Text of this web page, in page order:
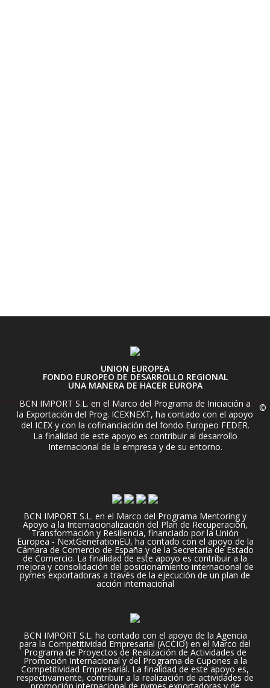
UNION EUROPEA
FONDO EUROPEO DE DESARROLLO REGIONAL
UNA MANERA DE HACER EUROPA
BCN IMPORT S.L. en el Marco del Programa de Iniciación a
la Exportación del Prog. ICEXNEXT, ha contado con el apoyo
del ICEX y con la cofinanciación del fondo Europeo FEDER.
La finalidad de este apoyo es contribuir al desarrollo
Internacional de la empresa y de su entorno.
BCN IMPORT S.L. en el Marco del Programa Mentoring y
Apoyo a la Internacionalización del Plan de Recuperación,
Transformación y Resiliencia, financiado por la Unión
Europea - NextGenerationEU, ha contado con el apoyo de la
Cámara de Comercio de España y de la Secretaría de Estado
de Comercio. La finalidad de este apoyo es contribuir a la
mejora y consolidación del posicionamiento internacional de
pymes exportadoras a través de la ejecución de un plan de
acción internacional
BCN IMPORT S.L. ha contado con el apoyo de la Agencia
para la Competitividad Empresarial (ACCIO) en el Marco del
Programa de Proyectos de Realización de Actividades de
Promoción Internacional y del Programa de Cupones a la
Competitividad Empresarial. La finalidad de este apoyo es,
respectivamente, contribuir a la realización de actividades de
©